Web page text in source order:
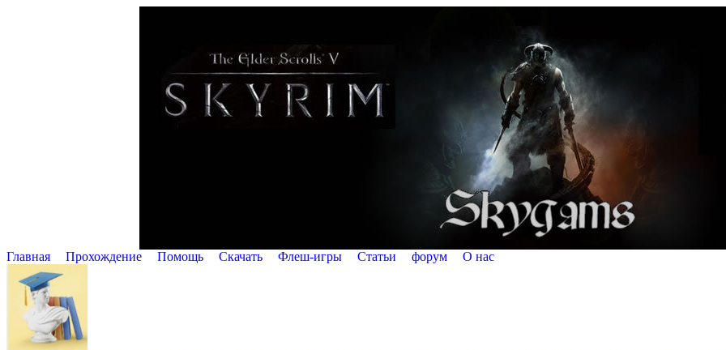
Главная Прохождение Помощь Cкачать Флеш-игры Статьи форум О нас